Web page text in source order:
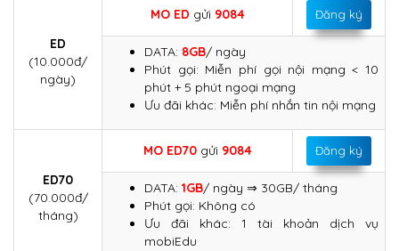
ED
(10.000đ/
ngày)
MOED gửi 9084 Đăng ký
DATA: 8GB/ ngày
Phút gọi: Miễn phí gọi nội mạng < 10
phút + 5 phút ngoại mạng
Ưu đãi khác: Miễn phí nhắn tin nội mạng
ED70
(70.000đ/
tháng)
MO ED70 gửi 9084 Đăng ký
DATA: 1GB/ ngày ⇒ 30GB/ tháng
Phút gọi: Không có
Ưu đãi khác: 1 tài khoản dịch vụ
mobiEdu